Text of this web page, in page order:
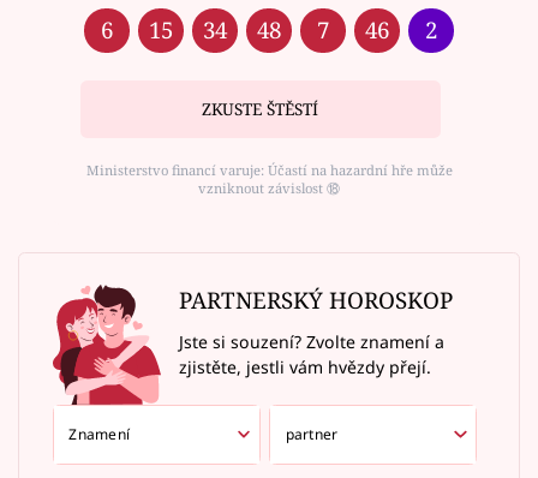
6 15 34 48 7 46 2
ZKUSTE ŠTĚSTÍ
Ministerstvo financí varuje: Účastí na hazardní hře může
vzniknout závislost ⑱
PARTNERSKÝ HOROSKOP
Jste si souzení? Zvolte znamení a
zjistěte, jestli vám hvězdy přejí.